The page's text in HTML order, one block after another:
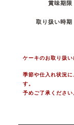
賞味期限
取り扱い時期
ケーキのお取り扱
季節や仕入れ状況
す。
予めご了承ください